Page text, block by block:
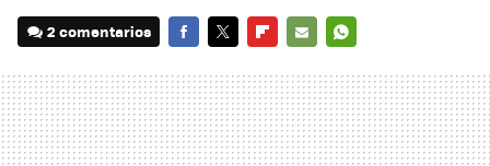
2 comentarios
MAIL